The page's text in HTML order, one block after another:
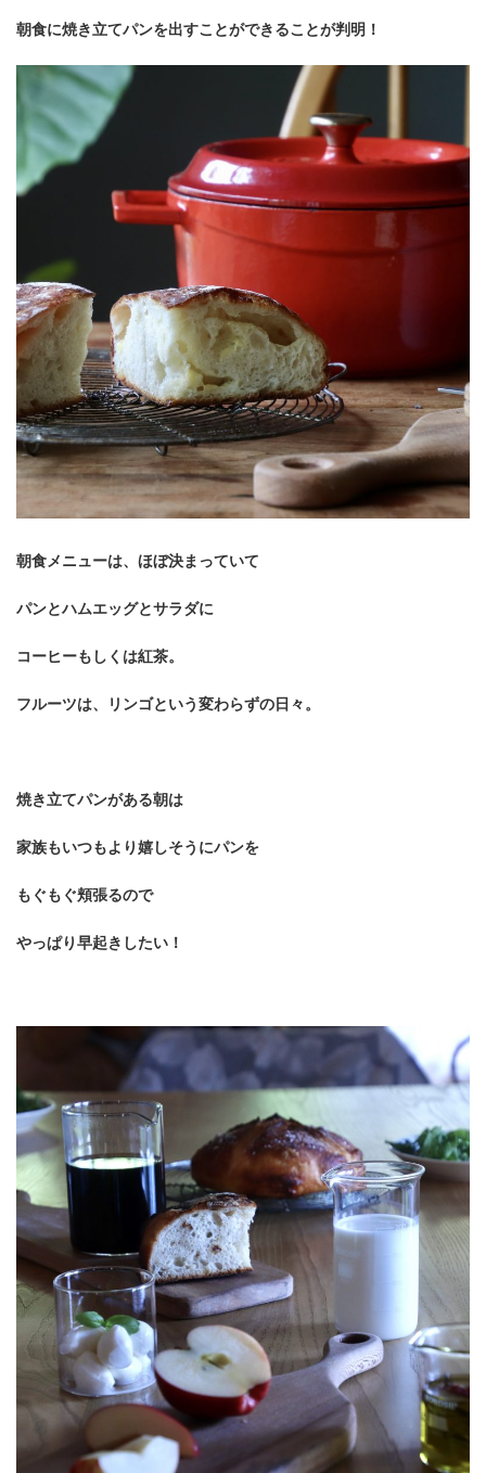
朝食に焼き立てパンを出すことができることが判明！
朝食メニューは、ほぼ決まっていて
パンとハムエッグとサラダに
コーヒーもしくは紅茶。
フルーツは、リンゴという変わらずの日々。
焼き立てパンがある朝は
家族もいつもより嬉しそうにパンを
もぐもぐ頬張るので
やっぱり早起きしたい！